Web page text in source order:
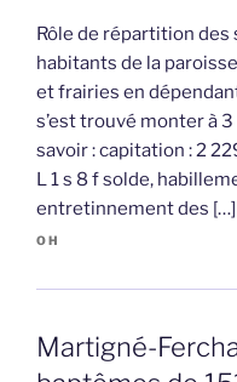
Rôle de répartition
habitants de la
et frairies en
s’est trouvé monter à
savoir : capitation : 2
L 1 s 8 f solde,
entretinnement des […]
OH
Martigné-